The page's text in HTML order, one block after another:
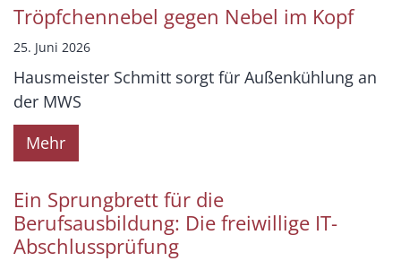
Tröpfchennebel gegen Nebel im Kopf
25. Juni 2026
Hausmeister Schmitt sorgt für Außenkühlung an
der MWS
Mehr
Ein Sprungbrett für die
Berufsausbildung: Die freiwillige IT-
Abschlussprüfung